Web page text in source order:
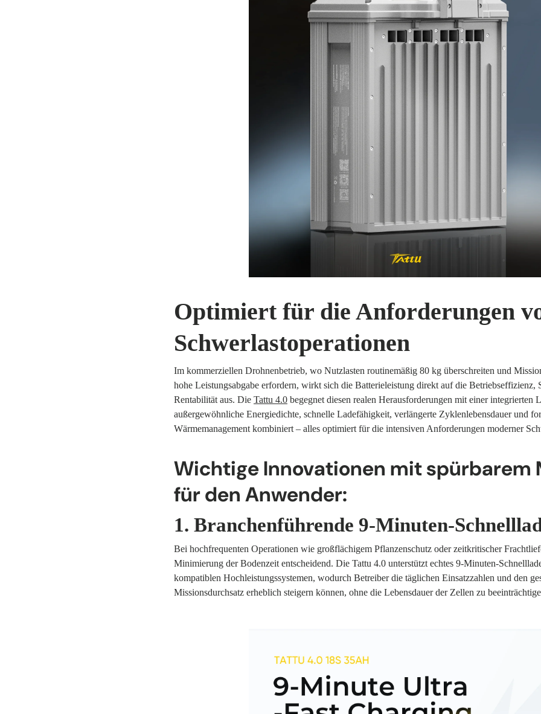
Optimiert für die Anforderungen
Schwerlastoperationen
Im kommerziellen Drohnenbetrieb, wo Nutzlasten routinemäßig 80 kg überschreiten und
hohe Leistungsabgabe erfordern, wirkt sich die Batterieleistung direkt auf die Betriebseffizienz,
Rentabilität aus. Die Tattu 4.0 begegnet diesen realen Herausforderungen mit einer integrierten
außergewöhnliche Energiedichte, schnelle Ladefähigkeit, verlängerte Zyklenlebensdauer und
Wärmemanagement kombiniert – alles optimiert für die intensiven Anforderungen moderner
Wichtige Innovationen mit spürbarem
für den Anwender:
1. Branchenführende 9-Minuten-
Bei hochfrequenten Operationen wie großflächigem Pflanzenschutz oder zeitkritischer
Minimierung der Bodenzeit entscheidend. Die Tattu 4.0 unterstützt echtes 9-Minuten-
kompatiblen Hochleistungssystemen, wodurch Betreiber die täglichen Einsatzzahlen und den
Missionsdurchsatz erheblich steigern können, ohne die Lebensdauer der Zellen zu